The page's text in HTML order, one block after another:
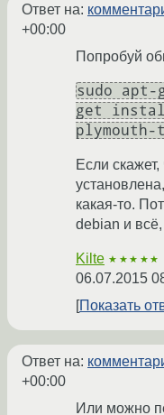
Ответ на:
+00:00
Попробуй
sudo apt-
get
plymouth-
Если
какая-то.
debian и
Kilte ★★★★★
06.07.2015
Показать
Ответ на:
+00:00
Или можно